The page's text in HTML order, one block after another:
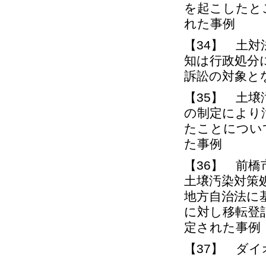
を起こしたと
れた事例
【34】 土対
知は行政処分
訴訟の対象と
【35】 土壌
の制定により
たことについ
た事例
【36】 前橋
土壌汚染対策
地方自治法に
に対し移転登
定された事例
【37】 ダイ